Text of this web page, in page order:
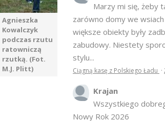
Agnieszka
Kowalczyk
podczas rzutu
ratowniczą
rzutką. (Fot.
M.J. Plitt)
Marzy mi się, żeby
zarówno domy we
większe obiekty były
zabudowy. Niestety
stylu...
Ciągną kasę z Polskiego Ładu ·
Krajan
Wszystkiego
Nowy Rok 2026